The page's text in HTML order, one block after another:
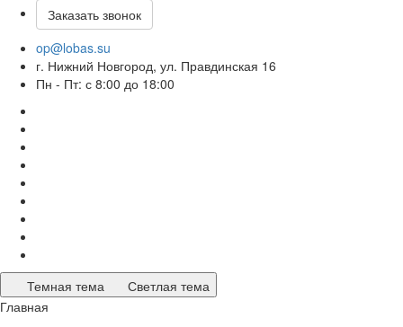
Заказать звонок
op@lobas.su
г. Нижний Новгород, ул. Правдинская 16
Пн - Пт: с 8:00 до 18:00
Темная тема
Светлая тема
Главная